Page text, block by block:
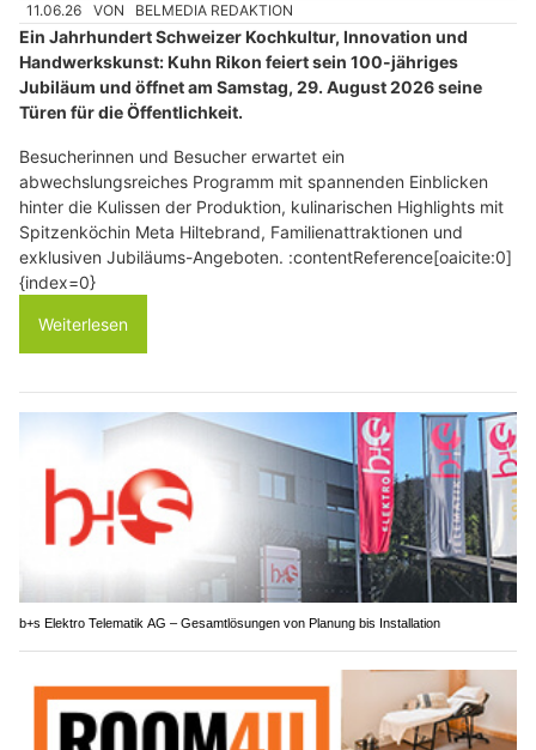
11.06.26 VON BELMEDIA REDAKTION
Ein Jahrhundert Schweizer Kochkultur, Innovation und
Handwerkskunst: Kuhn Rikon feiert sein 100-jähriges
Jubiläum und öffnet am Samstag, 29. August 2026 seine
Türen für die Öffentlichkeit.
Besucherinnen und Besucher erwartet ein
abwechslungsreiches Programm mit spannenden Einblicken
hinter die Kulissen der Produktion, kulinarischen Highlights mit
Spitzenköchin Meta Hiltebrand, Familienattraktionen und
exklusiven Jubiläums-Angeboten. :contentReference[oaicite:0]
{index=0}
Weiterlesen
b+s Elektro Telematik AG – Gesamtlösungen von Planung bis Installation